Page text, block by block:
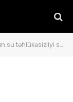
İsrail şirkətinə 270 milyon yatırılacaq